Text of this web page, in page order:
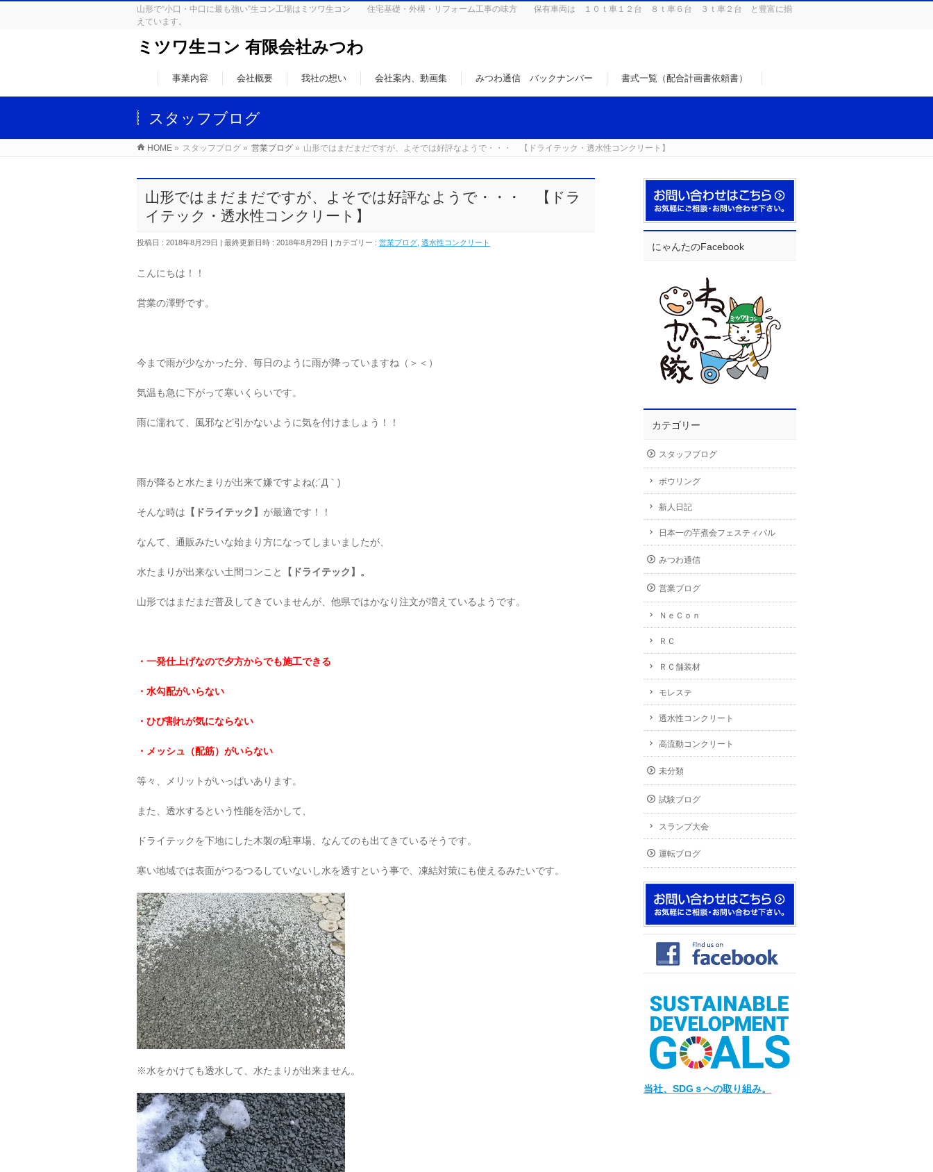
山形で“小口・中口に最も強い”生コン工場はミツワ生コン 住宅基礎・外構・リフォーム工事の味方 保有車両は １０ｔ車１２台 ８ｔ車６台 ３ｔ車２台 と豊富に揃
えています。
ミツワ生コン 有限会社みつわ
事業内容 会社概要 我社の想い 会社案内、動画集 みつわ通信 バックナンバー 書式一覧（配合計画書依頼書）
スタッフブログ
HOME » スタッフブログ » 営業ブログ » 山形ではまだまだですが、よそでは好評なようで・・・ 【ドライテック・透水性コンクリート】
山形ではまだまだですが、よそでは好評なようで・・・ 【ドラ
イテック・透水性コンクリート】
投稿日 : 2018年8月29日 最終更新日時 : 2018年8月29日 カテゴリー : 営業ブログ 透水性コンクリート
こんにちは！！
営業の澤野です。
今まで雨が少なかった分、毎日のように雨が降っていますね（＞＜）
気温も急に下がって寒いくらいです。
雨に濡れて、風邪など引かないように気を付けましょう！！
雨が降ると水たまりが出来て嫌ですよね(;´Д｀)
そんな時は 【ドライテック】 が最適です！！
なんて、通販みたいな始まり方になってしまいましたが、
水たまりが出来ない土間コンこと 【ドライテック】。
山形ではまだまだ普及してきていませんが、他県ではかなり注文が増えているようです。
・一発仕上げなので夕方からでも施工できる
・水勾配がいらない
・ひび割れが気にならない
・メッシュ（配筋）がいらない
等々、メリットがいっぱいあります。
また、透水するという性能を活かして、
ドライテックを下地にした木製の駐車場、なんてのも出てきているそうです。
寒い地域では表面がつるつるしていないし水を透すという事で、凍結対策にも使えるみたいです。
※水をかけても透水して、水たまりが出来ません。
にゃんたのFacebook
カテゴリー
スタッフブログ
ボウリング
新人日記
日本一の芋煮会フェスティバル
みつわ通信
営業ブログ
ＮｅＣｏｎ
ＲＣ
ＲＣ舗装材
モレステ
透水性コンクリート
高流動コンクリート
未分類
試験ブログ
スランプ大会
運転ブログ
当社、SDGｓへの取り組み。